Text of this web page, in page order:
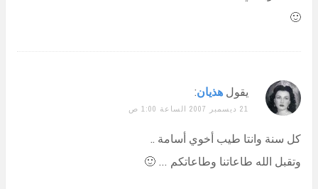
🙂
يقول هذيان:
21 ديسمبر 2007 الساعة 1:00 ص
كل سنة وانتا طيب أخوي أسامة ..
وتقبل الله طاعاتنا وطاعاتكم … 🙂